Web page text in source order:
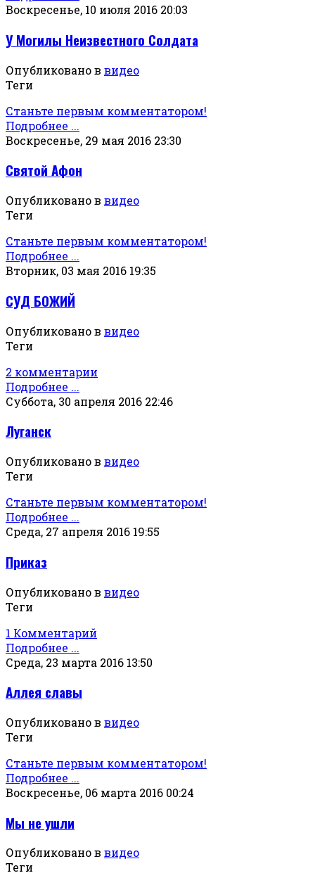
Воскресенье, 10 июля 2016 20:03
У Могилы Неизвестного Солдата
Опубликовано в видео
Теги
Станьте первым комментатором!
Подробнее ...
Воскресенье, 29 мая 2016 23:30
Святой Афон
Опубликовано в видео
Теги
Станьте первым комментатором!
Подробнее ...
Вторник, 03 мая 2016 19:35
СУД БОЖИЙ
Опубликовано в видео
Теги
2 комментарии
Подробнее ...
Суббота, 30 апреля 2016 22:46
Луганск
Опубликовано в видео
Теги
Станьте первым комментатором!
Подробнее ...
Среда, 27 апреля 2016 19:55
Приказ
Опубликовано в видео
Теги
1 Комментарий
Подробнее ...
Среда, 23 марта 2016 13:50
Аллея славы
Опубликовано в видео
Теги
Станьте первым комментатором!
Подробнее ...
Воскресенье, 06 марта 2016 00:24
Мы не ушли
Опубликовано в видео
Теги